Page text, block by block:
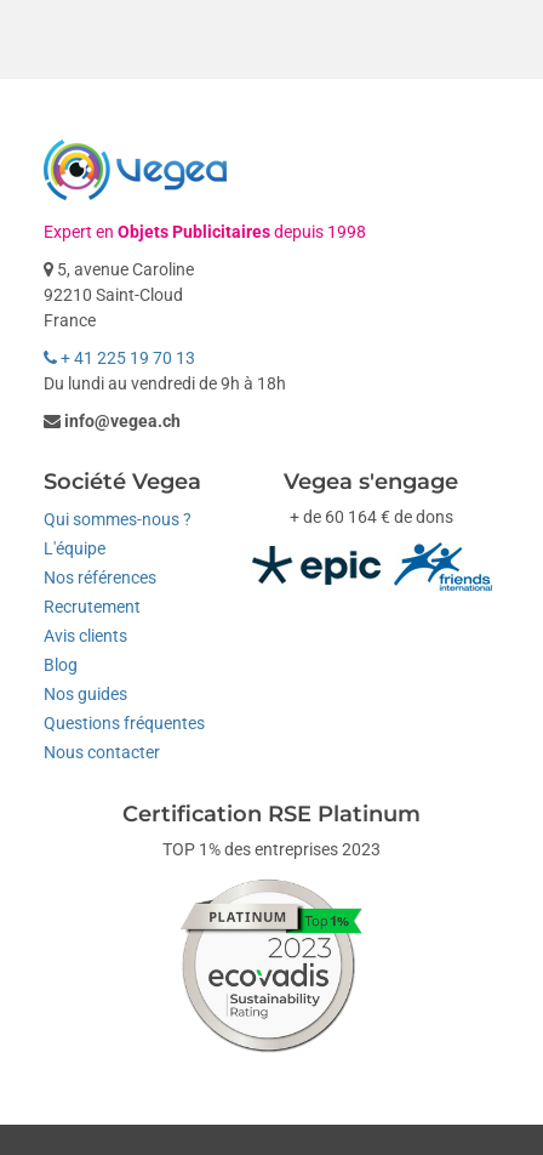
Expert enObjets Publicitairesdepuis 1998
5, avenue Caroline
92210 Saint-Cloud
France
+ 41 225 19 70 13
Du lundi au vendredi de 9h à 18h
info@vegea.ch
Société Vegea
Qui sommes-nous ?
L'équipe
Nos références
Recrutement
Avis clients
Blog
Nos guides
Questions fréquentes
Nous contacter
Vegea s'engage
+ de 60 164 € de dons
Certification RSE Platinum
TOP 1% des entreprises 2023